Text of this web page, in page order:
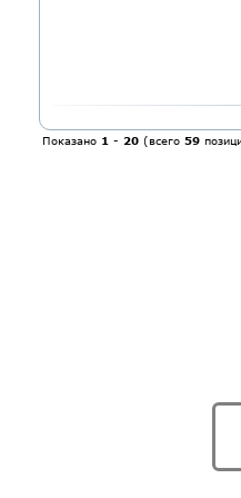
Показано 1 - 20 (всего 59